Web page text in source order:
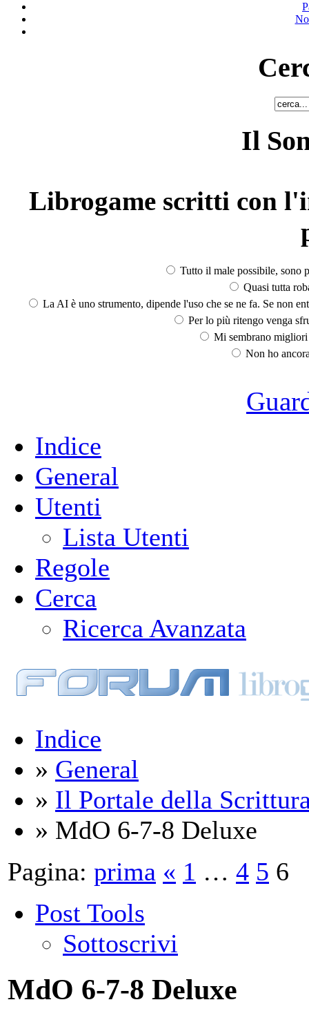
Il
Librogame scritti con
Tutto il male possibile, sono
Quasi tutta
La AI è uno strumento, dipende l'uso che se ne fa. Se non
Per lo più ritengo venga
Mi sembrano
Non ho
Indice
General
Utenti
Lista Utenti
Regole
Cerca
Ricerca Avanzata
Indice
» General
» Il Portale della
» MdO 6-7-8 Deluxe
Pagina: prima « 1 … 4 5 6
Post Tools
Sottoscrivi
MdO 6-7-8 Deluxe